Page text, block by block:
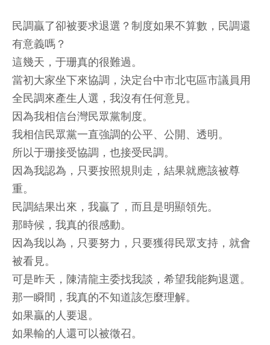
民調贏了卻被要求退選？制度如果不算數，民調還
有意義嗎？
這幾天，于珊真的很難過。
當初大家坐下來協調，決定台中市北屯區市議員用
全民調來產生人選，我沒有任何意見。
因為我相信台灣民眾黨制度。
我相信民眾黨一直強調的公平、公開、透明。
所以于珊接受協調，也接受民調。
因為我認為，只要按照規則走，結果就應該被尊
重。
民調結果出來，我贏了，而且是明顯領先。
那時候，我真的很感動。
因為我以為，只要努力，只要獲得民眾支持，就會
被看見。
可是昨天，陳清龍主委找我談，希望我能夠退選。
那一瞬間，我真的不知道該怎麼理解。
如果贏的人要退。
如果輸的人還可以被徵召。